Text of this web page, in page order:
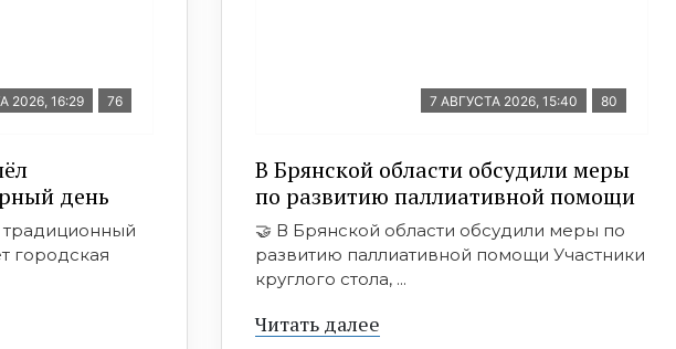
2026, 16:29 76
день
городская
7 АВГУСТА 2026, 15:40 80
В Брянской области обсудили меры
по развитию паллиативной помощи
🤝 В Брянской области обсудили меры по
развитию паллиативной помощи Участники
круглого стола, ...
Читать далее